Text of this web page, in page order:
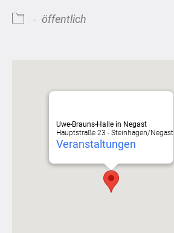
öffentlich
Uwe-Brauns-Halle in Negast
Hauptstraße 23 - Steinhagen/Negast
Veranstaltungen